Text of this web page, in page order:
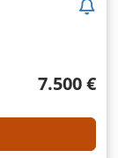
7.500 €